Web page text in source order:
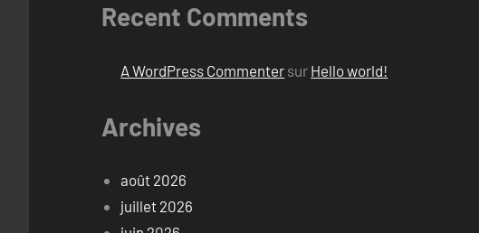
Recent Comments
A WordPress Commenter sur Hello world!
Archives
août 2026
juillet 2026